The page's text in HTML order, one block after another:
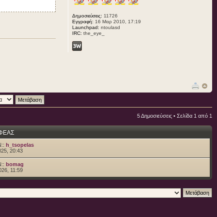
Δημοσιεύσεις: 11726
Εγγραφή: 16 Μαρ 2010, 17:19
Launchpad: ntoulasd
IRC: the_eye_
5 Δημοσιεύσεις • Σελίδα 1 από 1
h_tsopelas
20:43
bomag
11:59